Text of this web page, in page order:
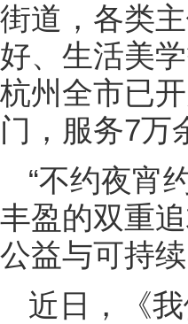
街道，各类
好、生活美
杭州全市已
门，服务7万
“不约夜宵
丰盈的双重
公益与可持续
近日，《